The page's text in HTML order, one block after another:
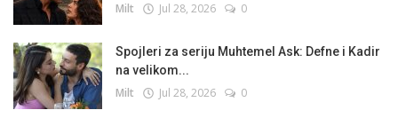
Milt Jul 28, 2026 0
Spojleri za seriju Muhtemel Ask: Defne i Kadir
na velikom...
Milt Jul 28, 2026 0